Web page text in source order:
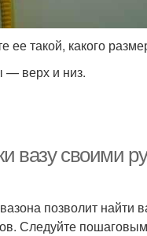
ее такой, какого
— верх и низ.
вазу своими
позволит найти
Следуйте